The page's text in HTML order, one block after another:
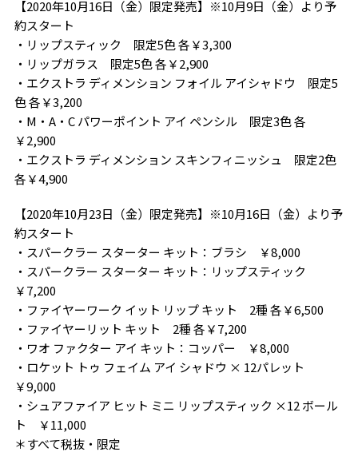
【2020年10月16日（金）限定発売】※10月9日（金）より予
約スタート
・リップスティック 限定5色 各￥3,300
・リップガラス 限定5色 各￥2,900
・エクストラ ディメンション フォイル アイシャドウ 限定5
色 各￥3,200
・M・A・C パワーポイント アイ ペンシル 限定3色 各
￥2,900
・エクストラ ディメンション スキンフィニッシュ 限定2色
各￥4,900
【2020年10月23日（金）限定発売】※10月16日（金）より予
約スタート
・スパークラー スターター キット：ブラシ ￥8,000
・スパークラー スターター キット：リップスティック
￥7,200
・ファイヤーワーク イット リップ キット 2種 各￥6,500
・ファイヤーリット キット 2種 各￥7,200
・ワオ ファクター アイ キット：コッパー ￥8,000
・ロケット トゥ フェイム アイ シャドウ × 12パレット
￥9,000
・シュアファイア ヒット ミニ リップスティック ×12 ボール
ト ￥11,000
＊すべて税抜・限定